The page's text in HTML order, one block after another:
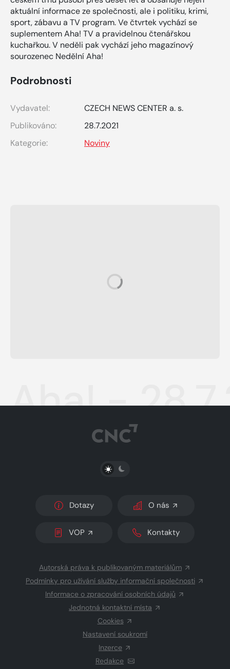
aktuální informace ze společnosti, ale i politiku, krimi,
sport, zábavu a TV program. Ve čtvrtek vychází se
suplementem Aha! TV a pravidelnou čtenářskou
kuchařkou. V neděli pak vychází jeho magazínový
sourozenec Nedělní Aha!
Podrobnosti
Vydavatel:
CZECH NEWS CENTER a. s.
Publikováno:
28.7.2021
Kategorie:
Noviny
Aha! -
PŘEPNOUT SVĚTLÝ/TMAVÝ REŽIM
Dotazy O nás
VOP Kontakty
Autorská práva k publikovaným materiálům
Podmínky pro užívání služby informační společnosti
Informace o zpracování osobních údajů
Jednotná kontaktní místa
Cookies
Nastavení soukromí
Inzerce
Redakce